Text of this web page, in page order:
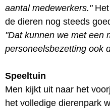
aantal medewerkers."Het
de dieren nog steeds
"Dat kunnen we met een
personeelsbezetting ook
Speeltuin
Men kijkt uit naar het
het volledige dierenpark